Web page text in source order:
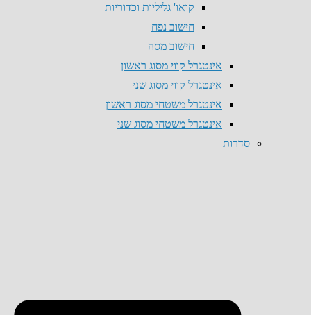
קואו' גליליות וכדוריות
חישוב נפח
חישוב מסה
אינטגרל קווי מסוג ראשון
אינטגרל קווי מסוג שני
אינטגרל משטחי מסוג ראשון
אינטגרל משטחי מסוג שני
סדרות